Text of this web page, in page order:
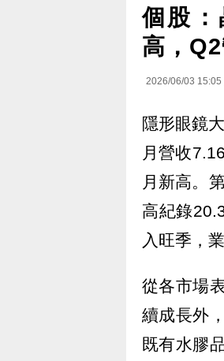
個股
高，
2026/06/03 15:05
隱形眼鏡
月營收
月新高。
高紀錄
入旺季，
從各市場
續成長外
既有水膠